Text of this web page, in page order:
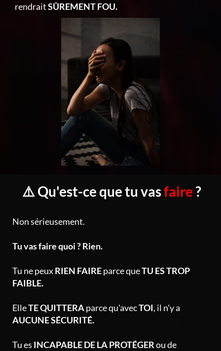
rendraitSÛREMENT FOU.
⚠️ Qu'est-ce que tu vasfaire?
Non sérieusement.
Tu vas faire quoi ? Rien.
Tu ne peuxRIEN FAIREparce queTU ES TROP
FAIBLE.
ElleTE QUITTERAparce qu'avecTOI, il n'y a
AUCUNE SÉCURITÉ.
Tu es INCAPABLE DE LA PROTÉGERou de